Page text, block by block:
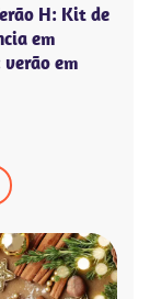
H: Kit de
em
em